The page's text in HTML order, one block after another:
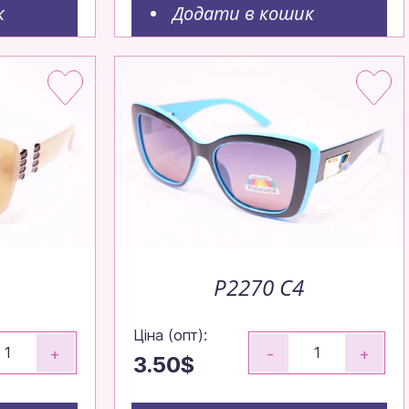
Додати в кошик
+
P2270 С4
Ціна (опт):
3.50$ - +